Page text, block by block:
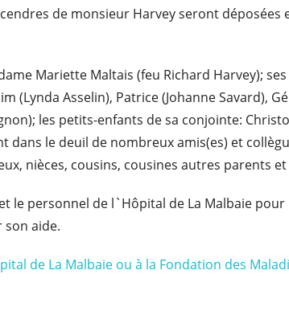
de monsieur Harvey seront
Mariette Maltais (feu Richard Harvey);
(Lynda Asselin), Patrice (Johanne Savard),
les petits-enfants de sa conjointe:
dans le deuil de nombreux amis(es) et
nièces, cousins, cousines autres parents et
le personnel de l`Hôpital de La Malbaie
son aide.
de La Malbaie ou à la Fondation des